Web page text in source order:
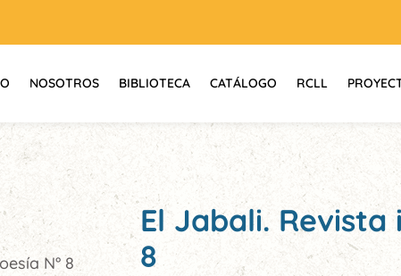
NOSOTROS BIBLIOTECA CATÁLOGO RCLL
N° 8
El Jabali.
8